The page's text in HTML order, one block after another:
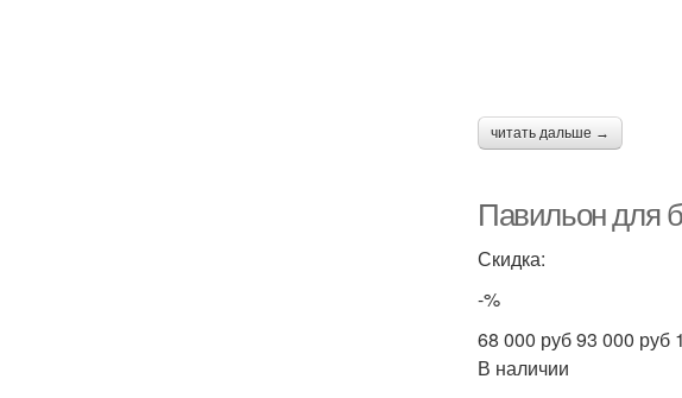
читать дальше →
Павильон для
Скидка:
-%
68 000 руб 93 000 руб
В наличии